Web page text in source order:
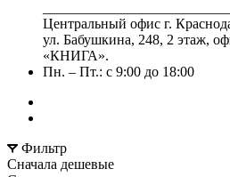
Центральный офис г.
ул. Бабушкина, 248, 2 этаж,
«КНИГА».
Пн. – Пт.: с 9:00 до 18:00
Фильтр
Сначала дешевые